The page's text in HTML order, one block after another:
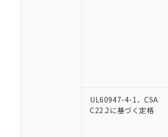
UL60947-4-1、CSA
C22.2に基づく定格